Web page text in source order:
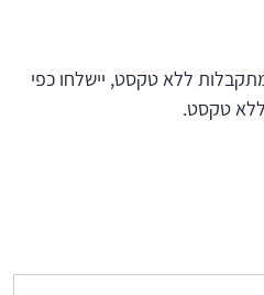
ללא טקסט, יישלחו כפי
טקסט.